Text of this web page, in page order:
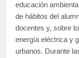
educación
de hábitos del
docentes y, sobre
energía eléctrica y
urbanos. Durante